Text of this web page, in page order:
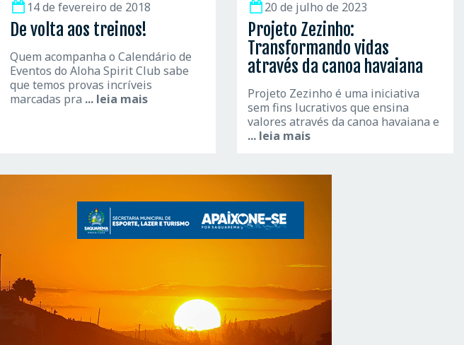
14 de fevereiro de 2018
De volta aos treinos!
Quem acompanha o Calendário de
Eventos do Aloha Spirit Club sabe
que temos provas incríveis
marcadas pra ... leia mais
20 de julho de 2023
Projeto Zezinho:
Transformando vidas
através da canoa havaiana
Projeto Zezinho é uma iniciativa
sem fins lucrativos que ensina
valores através da canoa havaiana e
... leia mais